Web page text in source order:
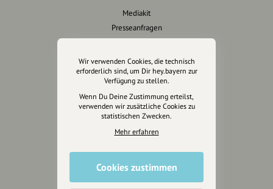
Mediakit
Presseanfragen
Wir unterstützen Euch
Fotografie & mehr
Marketing
Anakin Design
Wir verwenden Cookies, die technisch
erforderlich sind, um Dir hey.bayern zur
Verfügung zu stellen.
Wenn Du Deine Zustimmung erteilst,
verwenden wir zusätzliche Cookies zu
statistischen Zwecken.
Mehr erfahren
Cookies zustimmen